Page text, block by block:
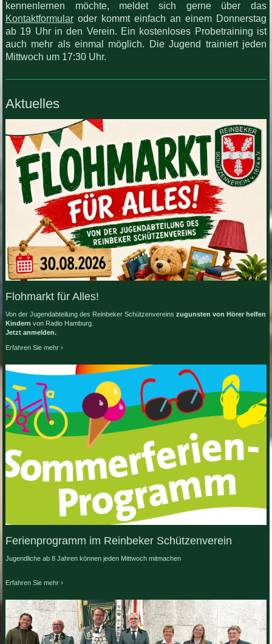
kennenlernen möchte, meldet sich gerne über das
Kontaktformularoder kommt einfach an einem Donnerstag
ab 19 Uhr in den Verein. Ein kostenloses Probetraining ist
auch mehr als einmal möglich. Die Jugend trainiert jeden
Mittwoch um 17:30 Uhr.
Aktuelles
Flohmarkt für Alles!
Von der Jugendabteilung des Reinbeker Schützenvereins zugunsten von Hörer helfen
Kindern von Radio Hamburg.
Jetzt anmelden.
Erfahren Sie mehr
Ferienprogramm im Reinbeker Schützenverein
Jugendliche ab 8 Jahren können jeden Mittwoch mitmachen
Erfahren Sie mehr